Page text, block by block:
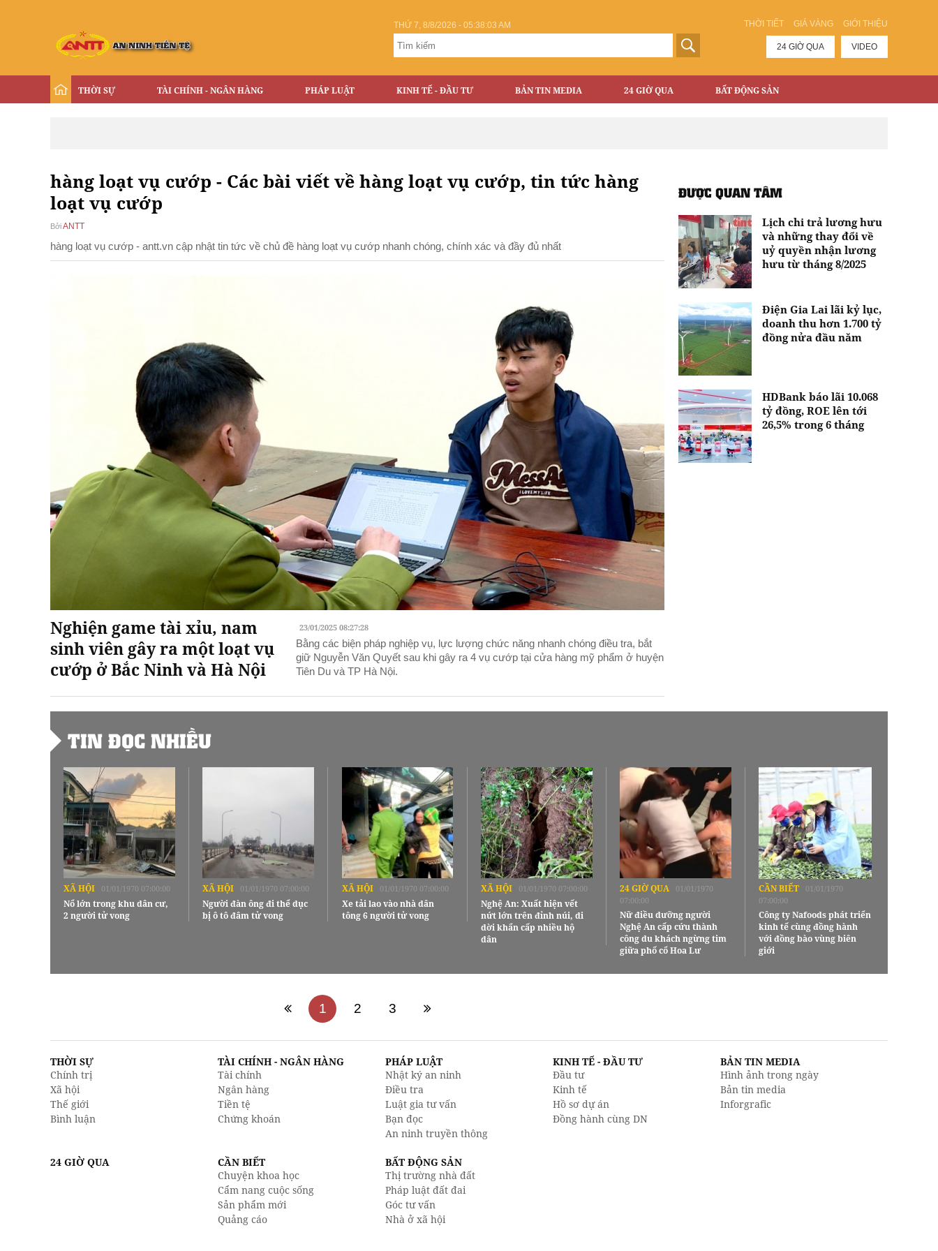
THỜI TIẾT GIÁ VÀNG GIỚI THIỆU
THỨ 7, 8/8/2026 - 05:38:03 AM
24 GIỜ QUA VIDEO
THỜI SỰ TÀI CHÍNH - NGÂN HÀNG PHÁP LUẬT KINH TẾ - ĐẦU TƯ BẢN TIN MEDIA 24 GIỜ QUA BẤT ĐỘNG SẢN
hàng loạt vụ cướp - Các bài viết về hàng loạt vụ cướp, tin tức hàng
loạt vụ cướp
BởiANTT
hàng loạt vụ cướp - antt.vn cập nhật tin tức về chủ đề hàng loạt vụ cướp nhanh chóng, chính xác và đầy đủ nhất
Nghiện game tài xỉu, nam
sinh viên gây ra một loạt vụ
cướp ở Bắc Ninh và Hà Nội
23/01/2025 08:27:28
Bằng các biện pháp nghiệp vụ, lực lượng chức năng nhanh chóng điều tra, bắt
giữ Nguyễn Văn Quyết sau khi gây ra 4 vụ cướp tại cửa hàng mỹ phẩm ở huyện
Tiên Du và TP Hà Nội.
ĐƯỢC QUAN TÂM
Lịch chi trả lương hưu
và những thay đổi về
uỷ quyền nhận lương
hưu từ tháng 8/2025
Điện Gia Lai lãi kỷ lục,
doanh thu hơn 1.700 tỷ
đồng nửa đầu năm
HDBank báo lãi 10.068
tỷ đồng, ROE lên tới
26,5% trong 6 tháng
TIN ĐỌC NHIỀU
XÃ HỘI 01/01/1970 07:00:00
Nổ lớn trong khu dân cư,
2 người tử vong
XÃ HỘI 01/01/1970 07:00:00
Người đàn ông đi thể dục
bị ô tô đâm tử vong
XÃ HỘI 01/01/1970 07:00:00
Xe tải lao vào nhà dân
tông 6 người tử vong
XÃ HỘI 01/01/1970 07:00:00
Nghệ An: Xuất hiện vết
nứt lớn trên đỉnh núi, di
dời khẩn cấp nhiều hộ
dân
24 GIỜ QUA
01/01/1970
07:00:00
Nữ điều dưỡng người
Nghệ An cấp cứu thành
công du khách ngừng tim
giữa phố cổ Hoa Lư
CẦN BIẾT
01/01/1970
07:00:00
Công ty Nafoods phát triển
kinh tế cùng đồng hành
với đồng bào vùng biên
giới
1 2 3
THỜI SỰ
Chính trị
Xã hội
Thế giới
Bình luận
TÀI CHÍNH - NGÂN HÀNG
Tài chính
Ngân hàng
Tiền tệ
Chứng khoán
PHÁP LUẬT
Nhật ký an ninh
Điều tra
Luật gia tư vấn
Bạn đọc
An ninh truyền thông
KINH TẾ - ĐẦU TƯ
Đầu tư
Kinh tế
Hồ sơ dự án
Đồng hành cùng DN
BẢN TIN MEDIA
Hình ảnh trong ngày
Bản tin media
Inforgrafic
24 GIỜ QUA
CẦN BIẾT
Chuyện khoa học
Cẩm nang cuộc sống
Sản phẩm mới
Quảng cáo
BẤT ĐỘNG SẢN
Thị trường nhà đất
Pháp luật đất đai
Góc tư vấn
Nhà ở xã hội